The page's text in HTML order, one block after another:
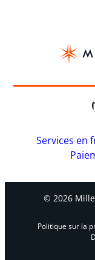
Services en
© 2026
Politique sur la